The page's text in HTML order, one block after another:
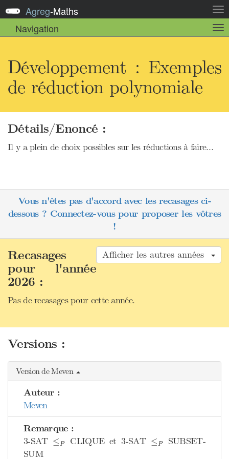
la
Agreg-Maths
Navigation
la
Développement : Exemples
de réduction polynomiale
Détails/Enoncé :
Il y a plein de choix possibles sur les réductions à faire…
Vous n'êtes pas d'accord avec les recasages ci-
dessous ? Connectez-vous pour proposer les vôtres
!
Afficher les autres années
Recasages
pour l'année
2026 :
Pas de recasages pour cette année.
Versions :
Version de Meven
Auteur :
Meven
Remarque :
3-SAT ≤P
≤P CLIQUE et 3-SAT ≤P
≤P
SUBSET-
SUM